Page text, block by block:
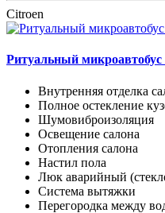
Citroen
Ритуальный
Внутренняя отделка
Полное остекление
Шумовиброизоляция
Освещение салона
Отопления салона
Настил пола
Люк аварийный
Система вытяжки
Перегородка между